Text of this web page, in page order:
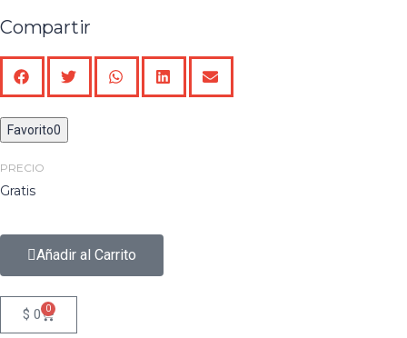
Compartir
Favorito0
PRECIO
Gratis
Añadir al Carrito
$ 0 0